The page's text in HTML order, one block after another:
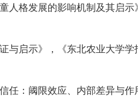
人格发展的影响机制及其启示
与启示》，《东北农业大学学
任：阈限效应、内部差异与